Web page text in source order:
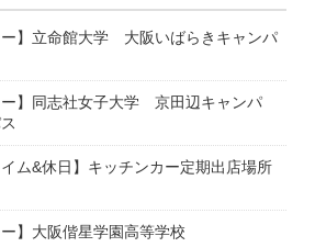
ー】立命館大学 大阪いばらきキャンパ
ー】同志社女子大学 京田辺キャンパ
イム&休日】キッチンカー定期出店場所
】大阪偕星学園高等学校